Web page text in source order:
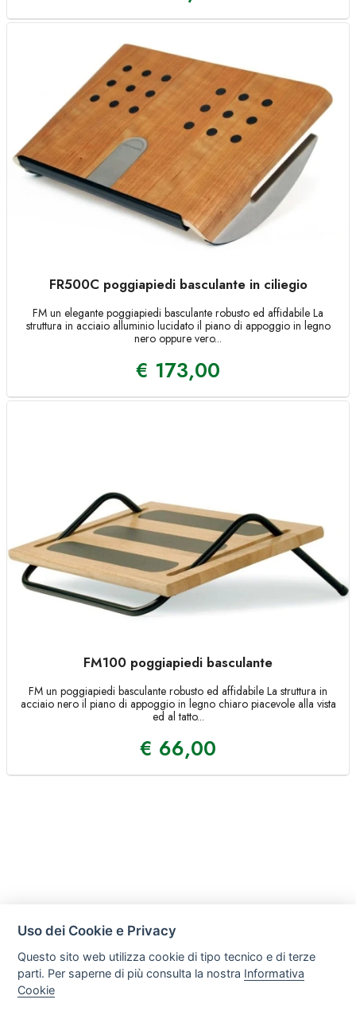
FR500C poggiapiedi basculante in ciliegio
FM un elegante poggiapiedi basculante robusto ed affidabile La
struttura in acciaio alluminio lucidato il piano di appoggio in legno
nero oppure vero...
€ 173,00
FM100 poggiapiedi basculante
FM un poggiapiedi basculante robusto ed affidabile La struttura in
acciaio nero il piano di appoggio in legno chiaro piacevole alla vista
ed al tatto...
€ 66,00
Uso dei Cookie e Privacy
Questo sito web utilizza cookie di tipo tecnico e di terze
parti. Per saperne di più consulta la nostra Informativa
Cookie